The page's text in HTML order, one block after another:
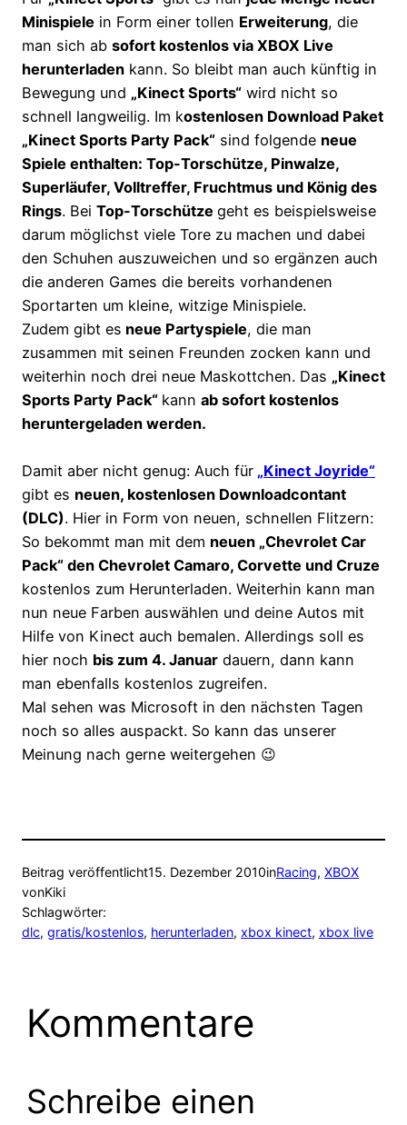
Minispiele in Form einer tollen Erweiterung, die
man sich ab sofort kostenlos via XBOX Live
herunterladen kann. So bleibt man auch künftig in
Bewegung und „Kinect Sports“ wird nicht so
schnell langweilig. Im kostenlosen Download Paket
„Kinect Sports Party Pack“ sind folgende neue
Spiele enthalten: Top-Torschütze, Pinwalze,
Superläufer, Volltreffer, Fruchtmus und König des
Rings. Bei Top-Torschütze geht es beispielsweise
darum möglichst viele Tore zu machen und dabei
den Schuhen auszuweichen und so ergänzen auch
die anderen Games die bereits vorhandenen
Sportarten um kleine, witzige Minispiele.
Zudem gibt es neue Partyspiele, die man
zusammen mit seinen Freunden zocken kann und
weiterhin noch drei neue Maskottchen. Das „Kinect
Sports Party Pack“ kann ab sofort kostenlos
heruntergeladen werden.
Damit aber nicht genug: Auch für „Kinect Joyride“
gibt es neuen, kostenlosen Downloadcontant
(DLC). Hier in Form von neuen, schnellen Flitzern:
So bekommt man mit dem neuen „Chevrolet Car
Pack“ den Chevrolet Camaro, Corvette und Cruze
kostenlos zum Herunterladen. Weiterhin kann man
nun neue Farben auswählen und deine Autos mit
Hilfe von Kinect auch bemalen. Allerdings soll es
hier noch bis zum 4. Januar dauern, dann kann
man ebenfalls kostenlos zugreifen.
Mal sehen was Microsoft in den nächsten Tagen
noch so alles auspackt. So kann das unserer
Meinung nach gerne weitergehen 😉
Beitrag veröffentlicht15. Dezember 2010inRacing, XBOX
vonKiki
Schlagwörter:
dlc, gratis/kostenlos, herunterladen, xbox kinect, xbox live
Kommentare
Schreibe einen